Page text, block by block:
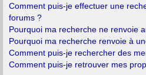
Comment puis-je effectuer une
forums ?
Pourquoi ma recherche ne renvoie
Pourquoi ma recherche renvoie à
Comment puis-je rechercher des
Comment puis-je retrouver mes